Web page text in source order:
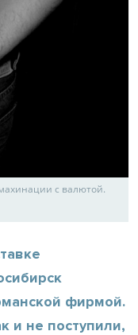
с валютой.
фирмой.
и не поступили,